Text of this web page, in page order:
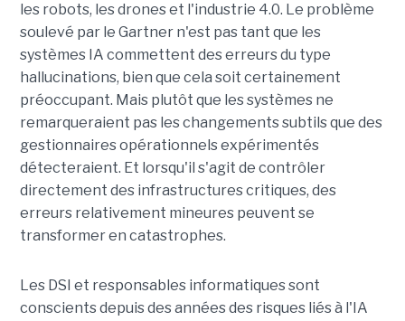
les robots, les drones et l'industrie 4.0. Le problème
soulevé par le Gartner n'est pas tant que les
systèmes IA commettent des erreurs du type
hallucinations, bien que cela soit certainement
préoccupant. Mais plutôt que les systèmes ne
remarqueraient pas les changements subtils que des
gestionnaires opérationnels expérimentés
détecteraient. Et lorsqu'il s'agit de contrôler
directement des infrastructures critiques, des
erreurs relativement mineures peuvent se
transformer en catastrophes.
Les DSI et responsables informatiques sont
conscients depuis des années des risques liés à l'IA